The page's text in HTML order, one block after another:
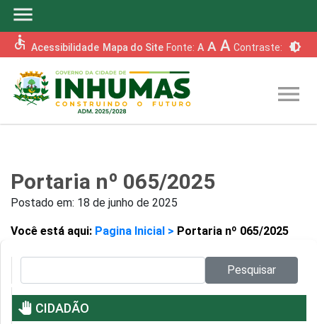
menu
accessible Acessibilidade Mapa do Site Fonte: A A A Contraste: brightness_6
menu
Portaria nº 065/2025
Postado em: 18 de junho de 2025
Você está aqui: Pagina Inicial > Portaria nº 065/2025
Pesquisar
pan_tool CIDADÃO